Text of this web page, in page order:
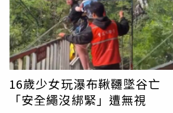
憶，就像我的第二個家一樣！希望未
家見面。」啾啾妹說。消息一出讓不
紛表示「不可抗力嗎」、「加油」、
事～幸好你沒有來到香港」。據了解
23日發文提到原本為HKICS11準備的
意，決定照常上架。
16歲少女玩瀑布鞦韆墜谷亡
「安全繩沒綁緊」遭無視